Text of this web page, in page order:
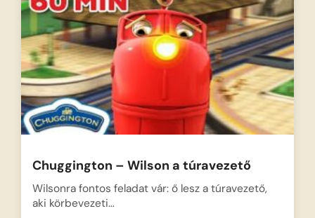
Chuggington – Wilson a túravezető
Wilsonra fontos feladat vár: ő lesz a túravezető,
aki körbevezeti…